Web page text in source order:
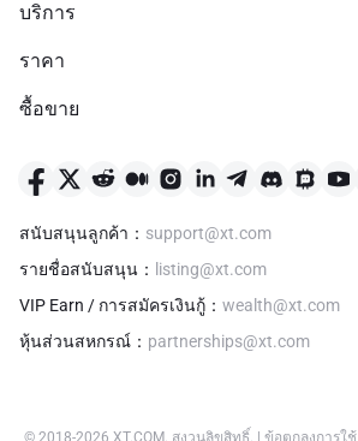
บริการ
ราคา
ซื้อขาย
สนับสนุนลูกค้า ： support@xt.com
รายชื่อสนับสนุน ：
listing@xt.com
VIP Earn / การสมัครเงินกู้ ： wealth@xt.com
หุ้นส่วนสหกรณ์ ： partnerships@xt.com
© 2018-2026 XT.COM สงวนลิขสิทธิ์. ข้อตกลงการใช้